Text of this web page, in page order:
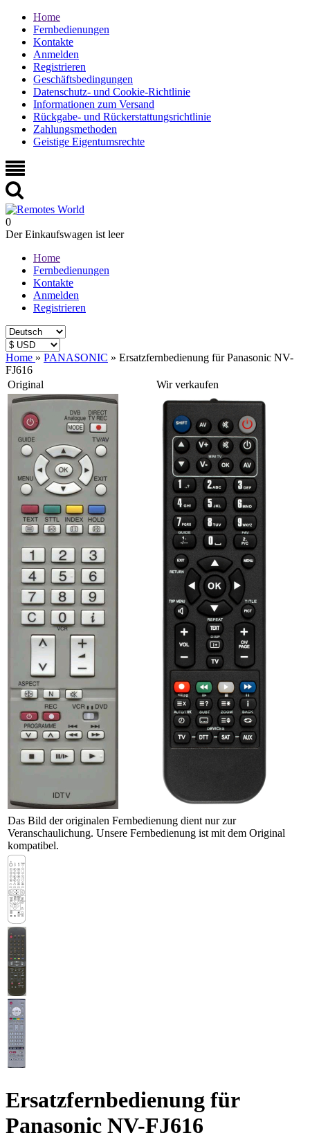
Home
Fernbedienungen
Kontakte
Anmelden
Registrieren
Geschäftsbedingungen
Datenschutz- und Cookie-Richtlinie
Informationen zum Versand
Rückgabe- und Rückerstattungsrichtlinie
Zahlungsmethoden
Geistige Eigentumsrechte
0
Der Einkaufswagen ist leer
Home
Fernbedienungen
Kontakte
Anmelden
Registrieren
Home » PANASONIC » Ersatzfernbedienung für Panasonic NV-
FJ616
Original
Wir verkaufen
Das Bild der originalen Fernbedienung dient nur zur
Veranschaulichung. Unsere Fernbedienung ist mit dem Original
kompatibel.
Ersatzfernbedienung für
Panasonic NV-FJ616